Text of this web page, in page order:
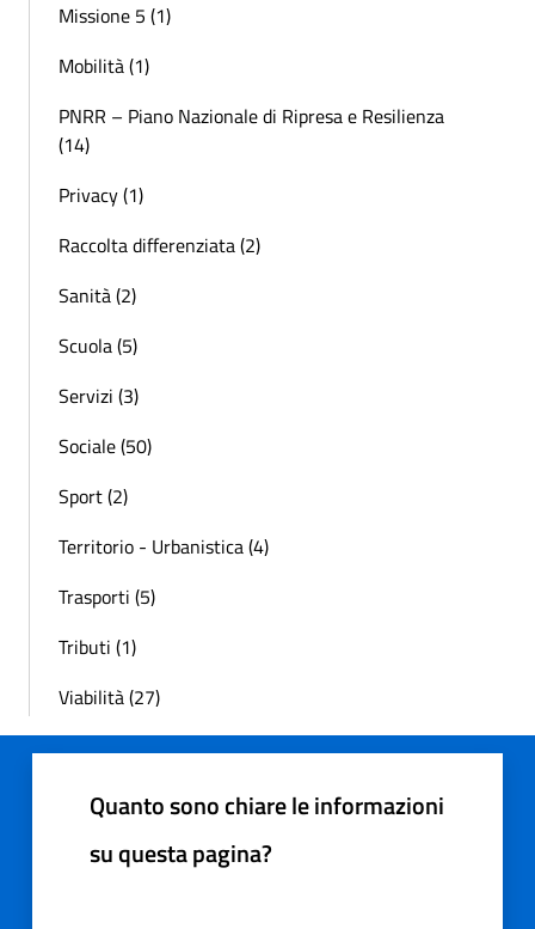
Missione 5 (1)
Mobilità (1)
PNRR – Piano Nazionale di Ripresa e Resilienza
(14)
Privacy (1)
Raccolta differenziata (2)
Sanità (2)
Scuola (5)
Servizi (3)
Sociale (50)
Sport (2)
Territorio - Urbanistica (4)
Trasporti (5)
Tributi (1)
Viabilità (27)
Quanto sono chiare le informazioni
su questa pagina?